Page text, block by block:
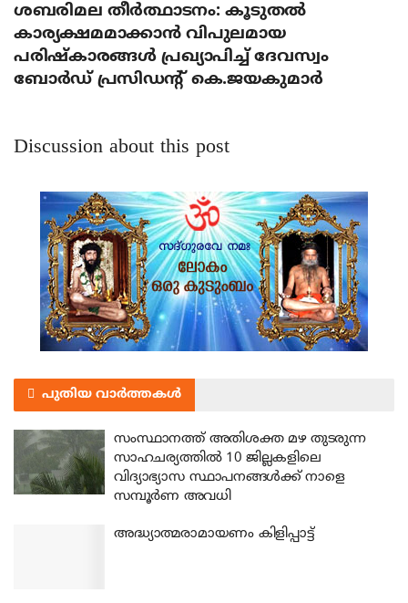
ശബരിമല തീര്‍ത്ഥാടനം: കൂടുതല്‍
കാര്യക്ഷമമാക്കാന്‍ വിപുലമായ
പരിഷ്‌കാരങ്ങള്‍ പ്രഖ്യാപിച്ച് ദേവസ്വം
ബോര്‍ഡ് പ്രസിഡന്റ് കെ.ജയകുമാര്‍
Discussion about this post
പുതിയ വാർത്തകൾ
സംസ്ഥാനത്ത് അതിശക്ത മഴ തുടരുന്ന
സാഹചര്യത്തിൽ 10 ജില്ലകളിലെ
വിദ്യാഭ്യാസ സ്ഥാപനങ്ങൾക്ക് നാളെ
സമ്പൂർണ അവധി
അദ്ധ്യാത്മരാമായണം കിളിപ്പാട്ട്